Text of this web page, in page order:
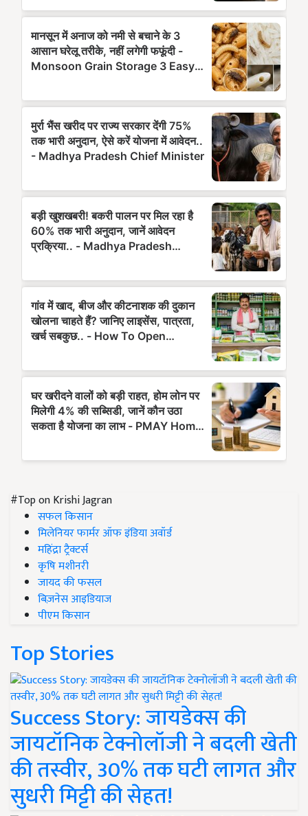
#Top on Krishi Jagran
सफल किसान
मिलेनियर फार्मर ऑफ इंडिया अवॉर्ड
महिंद्रा ट्रैक्टर्स
कृषि मशीनरी
जायद की फसल
बिज़नेस आइडियाज
पीएम किसान
Top Stories
Success Story: जायडेक्स की
जायटॉनिक टेक्नोलॉजी ने बदली खेती
की तस्वीर, 30% तक घटी लागत और
सुधरी मिट्टी की सेहत!